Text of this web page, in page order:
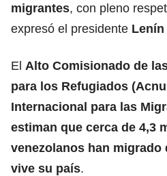
migrantes, con pleno
expresó el presidente Lenín
El Alto Comisionado de
para los Refugiados
Internacional para las
estiman que cerca de 4,3
venezolanos han
vive su país.